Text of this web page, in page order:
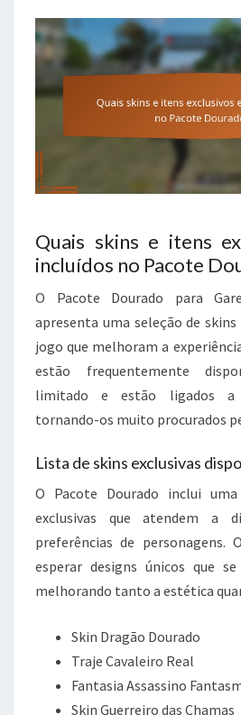
Quais skins e itens
incluídos no Pacote
O Pacote Dourado para
apresenta uma seleção de
jogo que melhoram a
estão frequentemente
limitado e estão ligados a
tornando-os muito procurados
Lista de skins exclusivas
O Pacote Dourado inclui
exclusivas que atendem a
preferências de personagens.
esperar designs únicos que
melhorando tanto a estética
Skin Dragão Dourado
Traje Cavaleiro Real
Fantasia Assassino
Skin Guerreiro das Chamas